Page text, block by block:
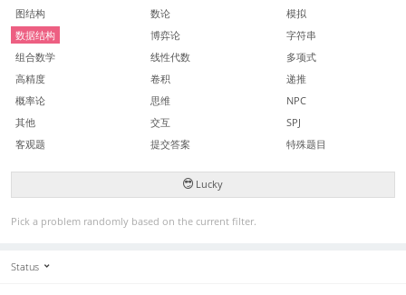
图结构
数论
模拟
数据结构
博弈论
字符串
组合数学
线性代数
多项式
高精度
卷积
递推
概率论
思维
NPC
其他
交互
SPJ
客观题
提交答案 特殊题目
Lucky
Pick a problem randomly based on the current filter.
Status